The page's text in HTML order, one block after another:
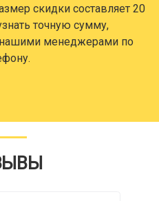
скидки составляет 20
точную сумму,
нашими менеджерами по